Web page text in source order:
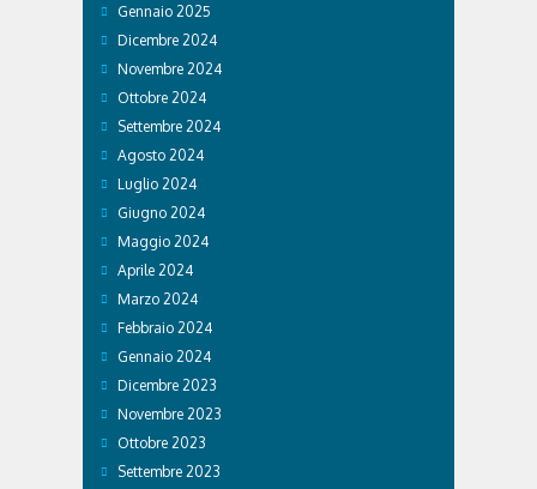
Gennaio 2025
Dicembre 2024
Novembre 2024
Ottobre 2024
Settembre 2024
Agosto 2024
Luglio 2024
Giugno 2024
Maggio 2024
Aprile 2024
Marzo 2024
Febbraio 2024
Gennaio 2024
Dicembre 2023
Novembre 2023
Ottobre 2023
Settembre 2023